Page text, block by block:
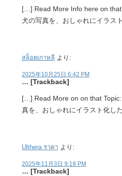
[…] Read More Info here on
犬の写真を、おしゃれにイラス
สล็อตเกาหลี より:
2025年10月25日 6:42 PM
… [Trackback]
[…] Read More on on that
真を、おしゃれにイラスト化し
Ulthera ราคา より:
2025年11月3日 9:18 PM
… [Trackback]